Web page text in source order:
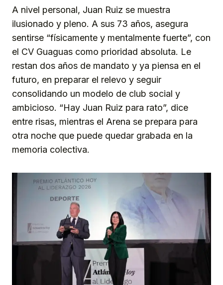
A nivel personal, Juan Ruiz se muestra
ilusionado y pleno. A sus 73 años, asegura
sentirse “físicamente y mentalmente fuerte”, con
el CV Guaguas como prioridad absoluta. Le
restan dos años de mandato y ya piensa en el
futuro, en preparar el relevo y seguir
consolidando un modelo de club social y
ambicioso. “Hay Juan Ruiz para rato”, dice
entre risas, mientras el Arena se prepara para
otra noche que puede quedar grabada en la
memoria colectiva.